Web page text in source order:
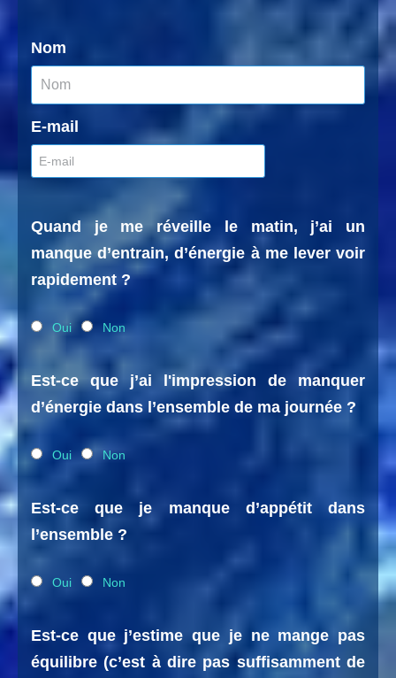
Nom
E-mail
Quand je me réveille le matin, j’ai un
manque d’entrain, d’énergie à me lever voir
rapidement ?
Oui Non
Est-ce que j’ai l'impression de manquer
d’énergie dans l’ensemble de ma journée ?
Oui Non
Est-ce que je manque d’appétit dans
l’ensemble ?
Oui Non
Est-ce que j’estime que je ne mange pas
équilibre (c’est à dire pas suffisamment de